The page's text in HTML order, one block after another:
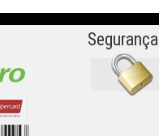
Segurança